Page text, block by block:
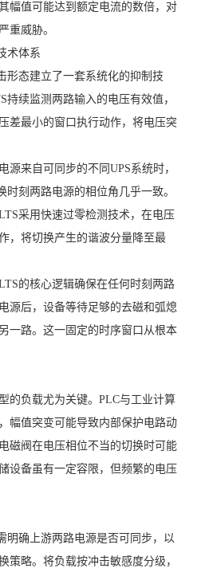
幅值可能达到额定电流的数倍，对
重威胁。
术体系
形态建立了一套系统化的抑制技
续监测两路输入的电压有效值，
差最小的窗口执行动作，将电压突
源来自可同步的不同UPS系统时，
刻两路电源的相位角几乎一致。
采用快速过零检测技术，在电压
，将切换产生的谐波分量降至最
的核心逻辑确保在任何时刻两路
源后，设备等待足够的去磁和弧熄
一路。这一固定的时序窗口从根本
的负载尤为关键。PLC与工业计算
幅值突变可能导致内部保护电路动
磁阀在电压相位不当的切换时可能
设备虽有一定容限，但频繁的电压
明确上游两路电源是否可同步，以
策略。将负载按冲击敏感度分级，